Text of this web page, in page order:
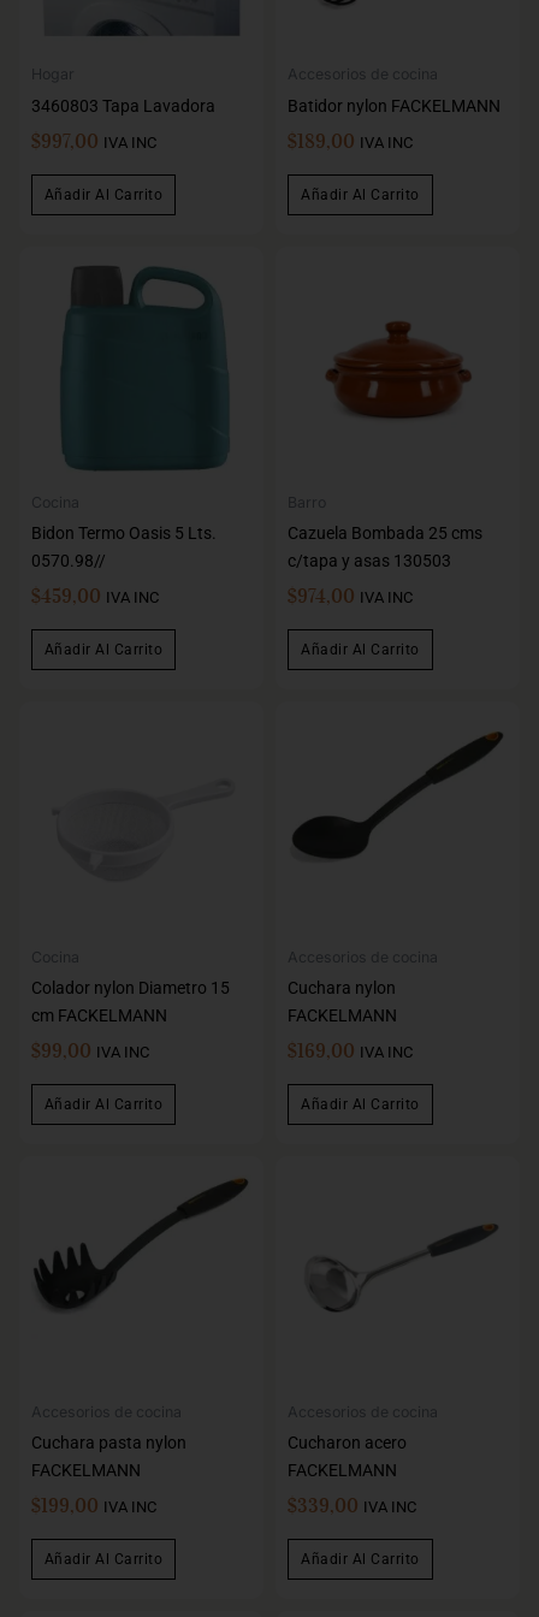
Hogar
3460803 Tapa Lavadora
$997,00 IVA INC
Añadir Al Carrito
Accesorios de cocina
Batidor nylon FACKELMANN
$189,00 IVA INC
Añadir Al Carrito
Cocina
Bidon Termo Oasis 5 Lts.
0570.98//
$459,00 IVA INC
Añadir Al Carrito
Barro
Cazuela Bombada 25 cms
c/tapa y asas 130503
$974,00 IVA INC
Añadir Al Carrito
Cocina
Colador nylon Diametro 15
cm FACKELMANN
$99,00 IVA INC
Añadir Al Carrito
Accesorios de cocina
Cuchara nylon
FACKELMANN
$169,00 IVA INC
Añadir Al Carrito
Accesorios de cocina
Cuchara pasta nylon
FACKELMANN
$199,00 IVA INC
Añadir Al Carrito
Accesorios de cocina
Cucharon acero
FACKELMANN
$339,00 IVA INC
Añadir Al Carrito